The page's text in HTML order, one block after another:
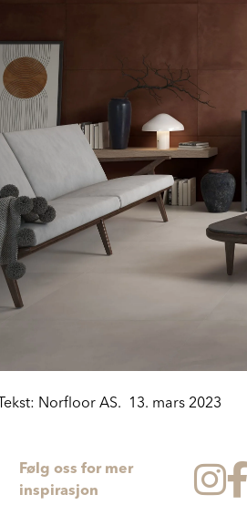
Tekst: Norfloor AS. 13. mars 2023
Følg oss for mer
inspirasjon